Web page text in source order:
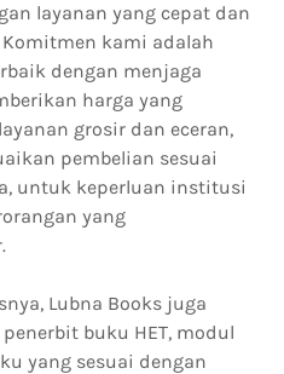
layanan yang cepat dan
kami adalah
dengan menjaga
harga yang
grosir dan eceran,
pembelian sesuai
untuk keperluan institusi
yang
Lubna Books juga
buku HET, modul
yang sesuai dengan